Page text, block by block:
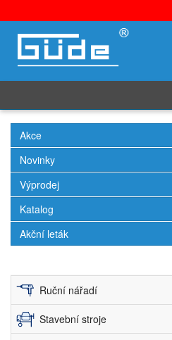
Akce
Novinky
Výprodej
Katalog
Akční leták
Ruční nářadí
Stavební stroje